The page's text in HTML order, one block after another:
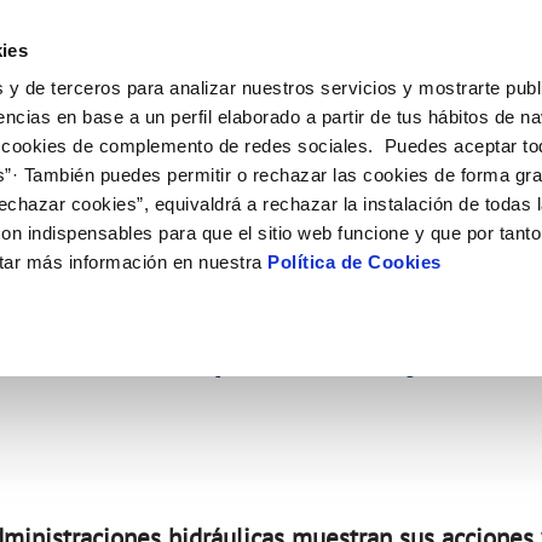
y de terceros para analizar nuestros servicios y mostrarte
en base a un perfil elaborado a partir de tus hábitos de
de complemento de redes sociales. Puedes aceptar
También puedes permitir o rechazar las cookies de forma
cookies”, equivaldrá a rechazar la instalación de todas
indispensables para que el sitio web funcione y que por
más información en nuestra Política de Cookies
de titular
de suministro
MODIFICACIÓN DE DATOS
Actualizar datos bancarios
Actualizar datos de domicilio
Tu Servicio
AL CLIENTE
contacto
y afectaciones
COMPROMISO DE SERVICIO
Carta de compromisos
Customer Counsel (Defensa del
Tu Agua
del agua
CUIDADOS DEL AGUA
Consejos de ahorro
Medidas contra la sequía
Conócenos
DE GESTIÓN Y CERTIFICADOS
CONTRATACIÓN
Licitaciones en curso
Nuestros
UGR+Hidralia celebra
transparente y